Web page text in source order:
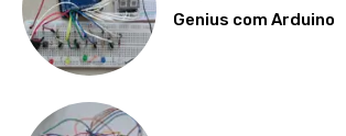
Genius com Arduino